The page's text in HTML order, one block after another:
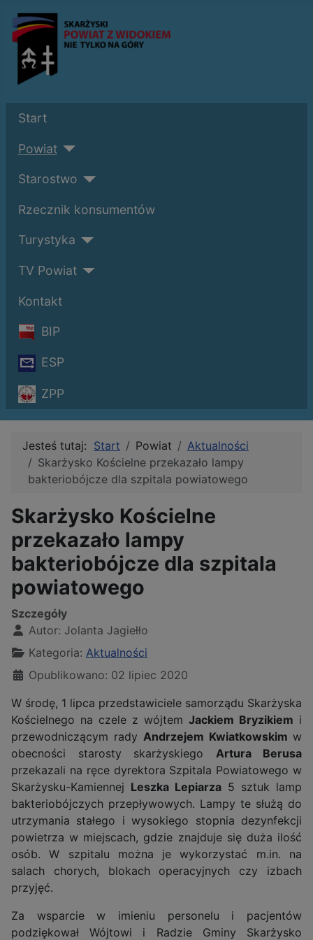
Start
Powiat
Starostwo
Rzecznik konsumentów
Turystyka
TV Powiat
Kontakt
BIP
ESP
ZPP
Jesteś tutaj: Start Powiat
Aktualności
Skarżysko Kościelne przekazało lampy
bakteriobójcze dla szpitala powiatowego
Skarżysko Kościelne
przekazało lampy
bakteriobójcze dla szpitala
powiatowego
Szczegóły
Autor: Jolanta Jagiełło
Kategoria: Aktualności
Opublikowano: 02 lipiec 2020
W środę, 1 lipca przedstawiciele samorządu Skarżyska
Kościelnego na czele z wójtem Jackiem Bryzikiem i
przewodniczącym rady Andrzejem Kwiatkowskim w
obecności starosty skarżyskiego Artura Berusa
przekazali na ręce dyrektora Szpitala Powiatowego w
Skarżysku-Kamiennej Leszka Lepiarza 5 sztuk lamp
bakteriobójczych przepływowych. Lampy te służą do
utrzymania stałego i wysokiego stopnia dezynfekcji
powietrza w miejscach, gdzie znajduje się duża ilość
osób. W szpitalu można je wykorzystać m.in. na
salach chorych, blokach operacyjnych czy izbach
przyjęć.
Za wsparcie w imieniu personelu i pacjentów
podziękował Wójtowi i Radzie Gminy Skarżysko